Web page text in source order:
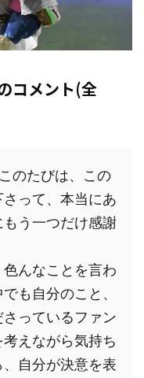
コメント(全
って、本当にあ
う一つだけ感謝
んなことを言わ
も自分のこと、
っているファン
えながら気持ち
自分が決意を表